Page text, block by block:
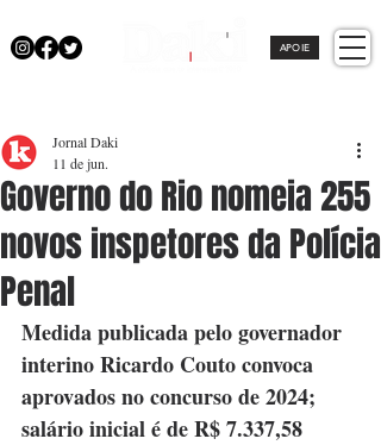
APOIE
Governo do Rio nomeia 255
novos inspetores da Polícia
Penal
Jornal Daki
11 de jun.
Medida publicada pelo governador
interino Ricardo Couto convoca
aprovados no concurso de 2024;
salário inicial é de R$ 7.337,58